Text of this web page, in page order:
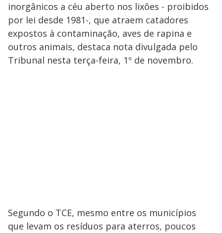
inorgânicos a céu aberto nos lixões - proibidos
por lei desde 1981-, que atraem catadores
expostos à contaminação, aves de rapina e
outros animais, destaca nota divulgada pelo
Tribunal nesta terça-feira, 1º de novembro.
Segundo o TCE, mesmo entre os municípios
que levam os resíduos para aterros, poucos